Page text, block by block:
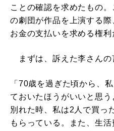
ことの確認を求めたもの
の劇団が作品を上演する際
お金の支払いを求める権利
まずは、訴えた李さんの
「70歳を過ぎた頃から、
ておいたほうがいいと思
別れた時、私は2人で買っ
もらっている。また、生